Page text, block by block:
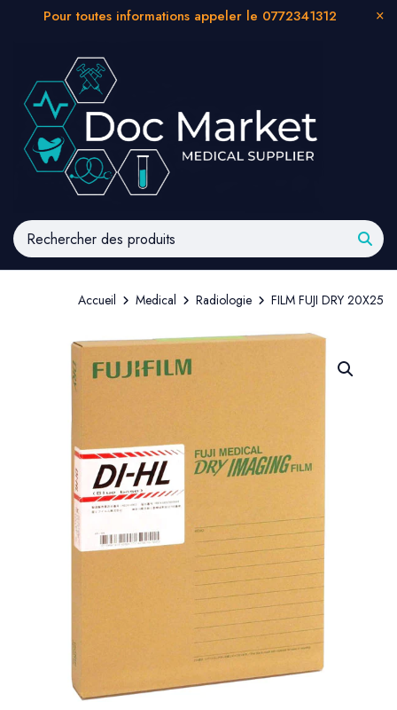
Pour toutes informations appeler le 0772341312
Accueil Medical Radiologie FILM FUJI DRY 20X25